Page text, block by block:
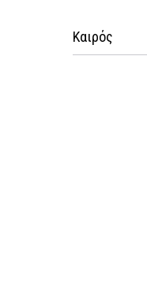
Καιρός